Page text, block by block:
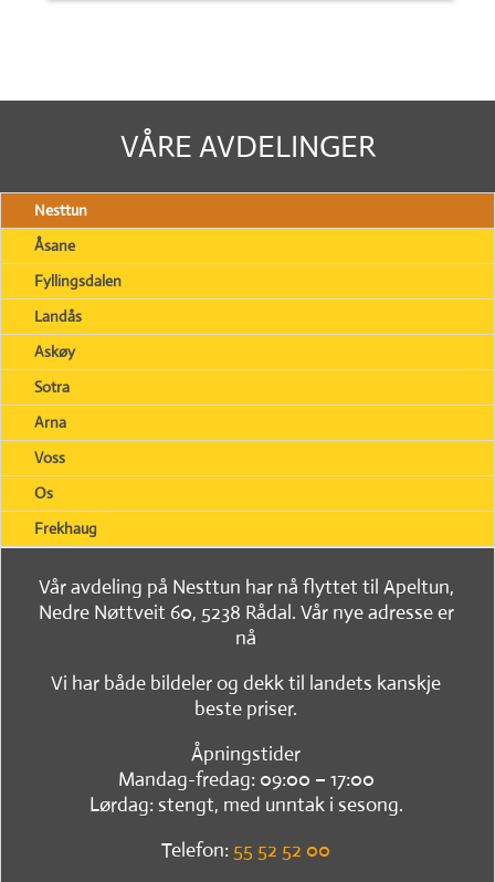
VÅRE AVDELINGER
Nesttun
Åsane
Fyllingsdalen
Landås
Askøy
Sotra
Arna
Voss
Os
Frekhaug
Vår avdeling på Nesttun har nå flyttet til Apeltun,
Nedre Nøttveit 60, 5238 Rådal. Vår nye adresse er
nå
Vi har både bildeler og dekk til landets kanskje
beste priser.
Åpningstider
Mandag-fredag: 09:00 – 17:00
Lørdag: stengt, med unntak i sesong.
Telefon: 55 52 52 00